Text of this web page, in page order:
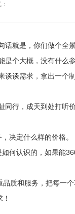
话就是，你们做个全
是个大概，没有什么
谈谈需求，拿出一个制
同行，成天到处打听
决定什么样的价格。
何认识的，如果能
品质和服务，把每一个